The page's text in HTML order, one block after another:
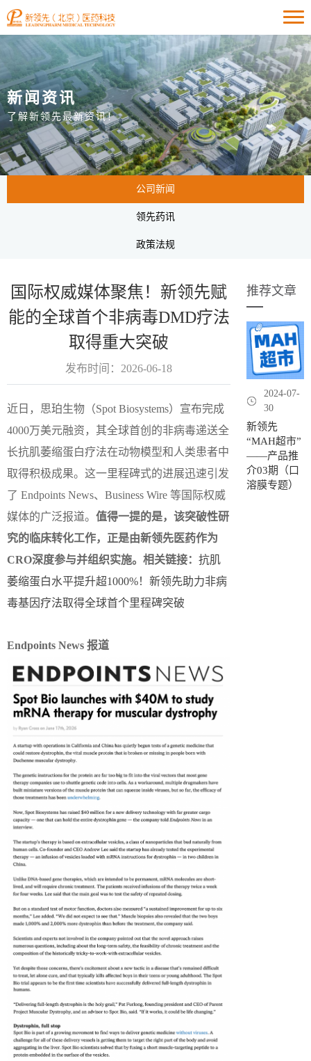
新闻资讯
了解新领先最新资讯！
公司新闻
领先药讯
政策法规
国际权威媒体聚焦！新领先赋
能的全球首个非病毒DMD疗法
取得重大突破
发布时间：2026-06-18
近日，思珀生物（Spot Biosystems）宣布完成
4000万美元融资，其全球首创的非病毒递送全
长抗肌萎缩蛋白疗法在动物模型和人类患者中
取得积极成果。这一里程碑式的进展迅速引发
了 Endpoints News、Business Wire 等国际权威
媒体的广泛报道。 值得一提的是，该突破性研
究的临床转化工作，正是由新领先医药作为
CRO深度参与并组织实施。相关链接： 抗肌
萎缩蛋白水平提升超1000%！新领先助力非病
毒基因疗法取得全球首个里程碑突破
Endpoints News 报道
推荐文章
2024-07-
30
新领先
“MAH超市”
——产品推
介03期（口
溶膜专题）